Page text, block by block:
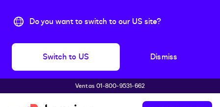
Do you want to switch to our US site?
Switch to US Dismiss
Accede al contenido principalVentas 01-800-9531-662